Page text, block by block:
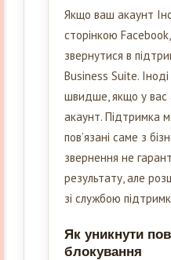
Якщо ваш акаунт
сторінкою
звернутися в
Business Suite.
швидше, якщо у вас
акаунт. Підтримка
пов’язані саме з
звернення не
результату, але
зі службою
Як уникнути
блокування